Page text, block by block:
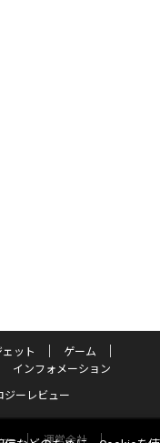
ット
ゲーム
インフォメーション
ジーレビュー
運営会社